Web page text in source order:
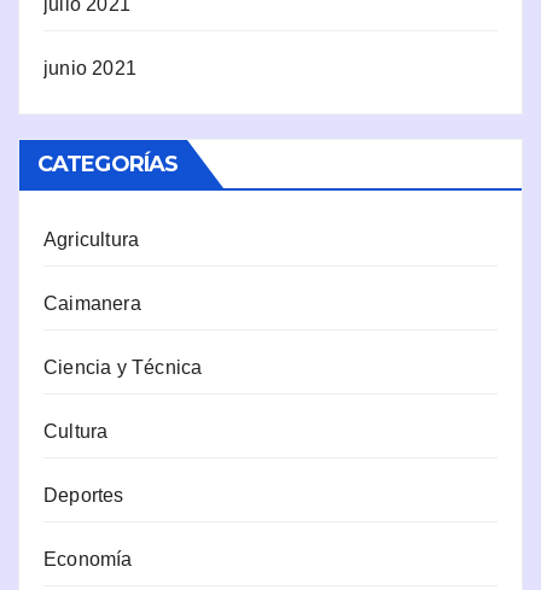
junio 2021
CATEGORÍAS
Agricultura
Caimanera
Ciencia y Técnica
Cultura
Deportes
Economía